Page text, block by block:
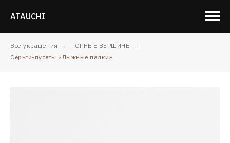
ATAUCHI
Все украшения → ГОРНЫЕ ВЕРШИНЫ →
Серьги-пусеты «Лыжные палки»